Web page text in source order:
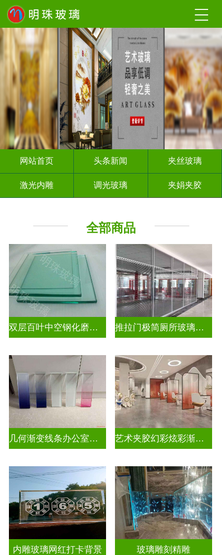
网站首页 头条新闻 夹丝玻璃
激光内雕 调光玻璃 夹娟夹胶
全部商品
双层百叶中空钢化磨砂玄关隔断 推拉门极简厕所玻璃移门隔断墙
几何渐变线条办公室渐变装饰玻璃 艺术夹胶幻彩炫彩渐变玻璃
内雕玻璃网红打卡背景 玻璃雕刻精雕